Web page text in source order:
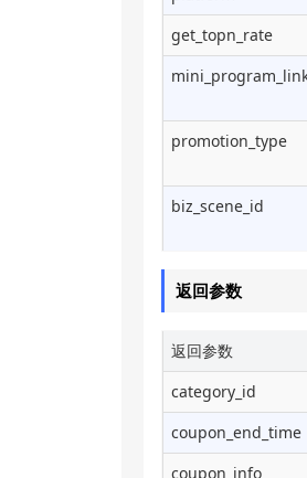
get_topn_rate
promotion_type
biz_scene_id
返回参数
返回参数
category_id
coupon_end_time
coupon_info